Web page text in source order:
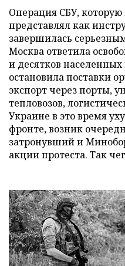
Операция СБУ,
представлял как
завершилась
Москва ответила
и десятков
остановила поставки
экспорт через порты,
тепловозов,
Украине в это время
фронте, возник
затронувший и
акции протеста. Так